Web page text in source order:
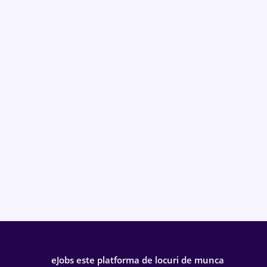
eJobs este platforma de locuri de munca